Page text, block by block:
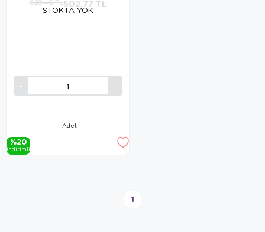
STOKTA YOK
Adet
502,77 TL
628,46 TL
%20
i̇ndi̇ri̇mli̇
1